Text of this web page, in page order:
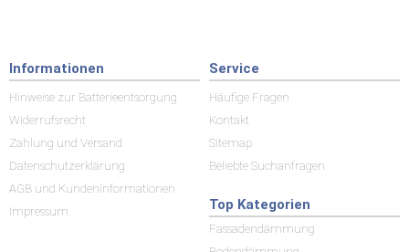
Informationen
Hinweise zur Batterieentsorgung
Widerrufsrecht
Zahlung und Versand
Datenschutzerklärung
AGB und Kundeninformationen
Impressum
Service
Häufige Fragen
Kontakt
Sitemap
Beliebte Suchanfragen
Top Kategorien
Fassadendämmung